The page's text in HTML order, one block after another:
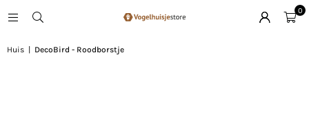
0
Huis DecoBird - Roodborstje